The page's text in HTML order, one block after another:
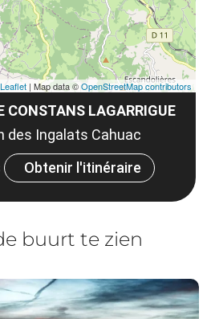
CONSTANS LAGARRIGUE
des Ingalats Cahuac
Obtenir l'itinéraire
Leaflet | Map data ©OpenStreetMap contributors
buurt te zien